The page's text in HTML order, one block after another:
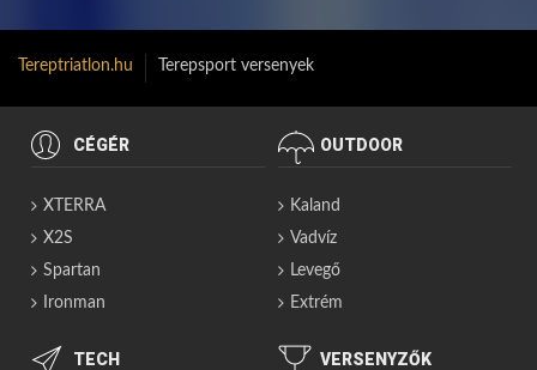
Tereptriatlon.hu Terepsport versenyek
CÉGÉR
XTERRA
X2S
Spartan
Ironman
OUTDOOR
Kaland
Vadvíz
Levegő
Extrém
TECH VERSENYZŐK